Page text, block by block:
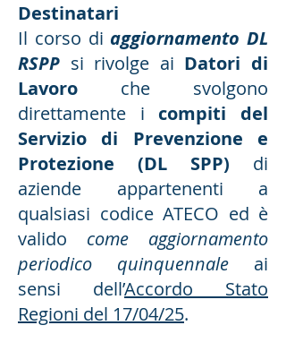
Destinatari
Il corso di aggiornamento DL
RSPP si rivolge ai Datori di
Lavoro che svolgono
direttamente i compiti del
Servizio di Prevenzione e
Protezione (DL SPP) di
aziende appartenenti a
qualsiasi codice ATECO ed è
valido come aggiornamento
periodico quinquennale ai
sensi dell’Accordo Stato
Regioni del 17/04/25.